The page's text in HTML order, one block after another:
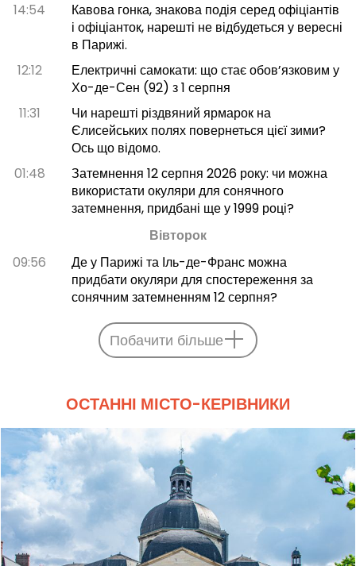
14:54
Кавова гонка, знакова подія серед офіціантів
і офіціанток, нарешті не відбудеться у вересні
в Парижі.
12:12
Електричні самокати: що стає обов’язковим у
Хо-де-Сен (92) з 1 серпня
11:31
Чи нарешті різдвяний ярмарок на
Єлисейських полях повернеться цієї зими?
Ось що відомо.
01:48
Затемнення 12 серпня 2026 року: чи можна
використати окуляри для сонячного
затемнення, придбані ще у 1999 році?
Вівторок
09:56
Де у Парижі та Іль-де-Франс можна
придбати окуляри для спостереження за
сонячним затемненням 12 серпня?
Побачити більше
ОСТАННІ МІСТО-КЕРІВНИКИ